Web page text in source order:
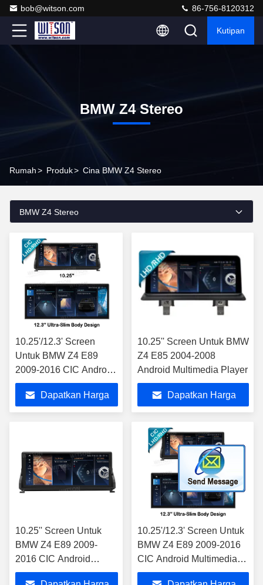
bob@witson.com 86-756-8120312
Kutipan
BMW Z4 Stereo
Rumah> Produk> Cina BMW Z4 Stereo
BMW Z4 Stereo
10.25'/12.3' Screen
Untuk BMW Z4 E89
2009-2016 CIC Android
Multimedia Player
Dapatkan Harga
10.25'' Screen Untuk BMW
Z4 E85 2004-2008
Android Multimedia Player
Dapatkan Harga
10.25'' Screen Untuk
BMW Z4 E89 2009-
2016 CIC Android
Multimedia Player
10.25'/12.3' Screen Untuk
BMW Z4 E89 2009-2016
CIC Android Multimedia
Player